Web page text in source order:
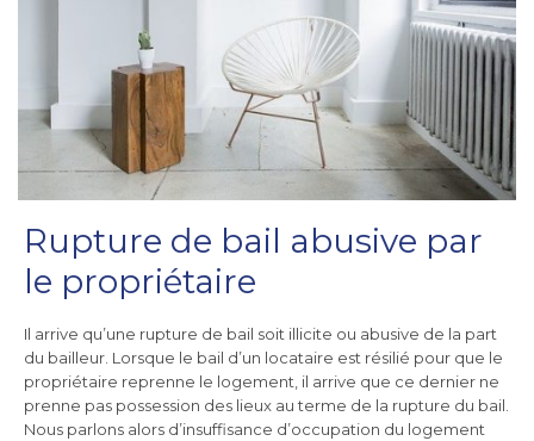
Rupture de bail abusive par
le propriétaire
Il arrive qu’une rupture de bail soit illicite ou abusive de la part
du bailleur. Lorsque le bail d’un locataire est résilié pour que le
propriétaire reprenne le logement, il arrive que ce dernier ne
prenne pas possession des lieux au terme de la rupture du bail.
Nous parlons alors d’insuffisance d’occupation du logement